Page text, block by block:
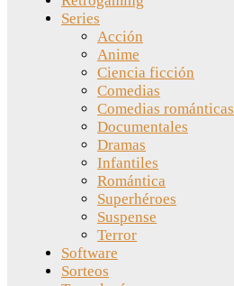
Series
Acción
Anime
Ciencia ficción
Comedias
Comedias románticas
Documentales
Dramas
Infantiles
Romántica
Superhéroes
Suspense
Terror
Software
Sorteos